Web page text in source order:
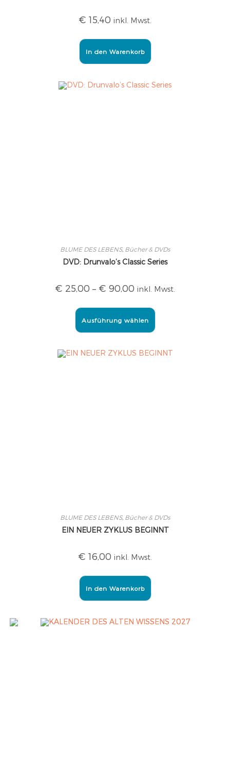
€ 15,40 inkl. Mwst.
In den Warenkorb
BLUME DES LEBENS, Bücher & DVDs
DVD: Drunvalo’s Classic Series
€ 25,00 – € 90,00 inkl. Mwst.
Ausführung wählen
BLUME DES LEBENS, Bücher & DVDs
EIN NEUER ZYKLUS BEGINNT
€ 16,00 inkl. Mwst.
In den Warenkorb